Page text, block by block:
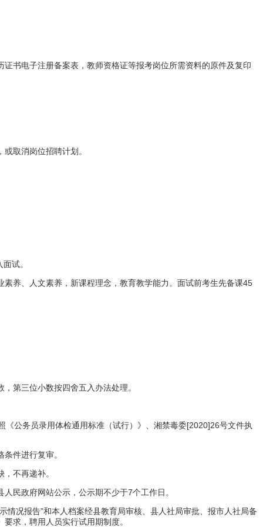
书电子注册备案表，教师资格证等报考岗位所需资料的原件及复印
取消岗位招聘计划。
试。
养、人文素养，新课程理念，教育教学能力。面试前考生先备课45
第三位小数按四舍五入办法处理。
《公务员录用体检通用标准（试行）》、湘禁毒委[2020]26号文件执
件进行复审。
不再递补。
人民政府网站公示，公示期不少于7个工作日。
情况报告”和本人档案经县教育局审核、县人社局审批、报市人社局备
求，聘用人员实行试用期制度。